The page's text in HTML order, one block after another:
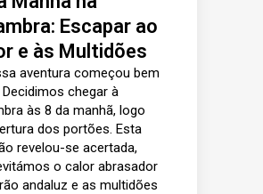
Escapar ao
e às Multidões
aventura começou bem
chegar à
às 8 da manhã, logo
dos portões. Esta
revelou-se acertada,
o calor abrasador
andaluz e as multidões